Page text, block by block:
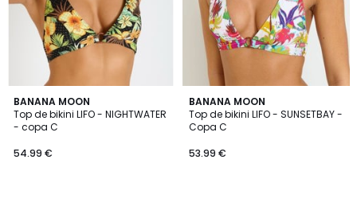
BANANA MOON
Top de bikini LIFO - NIGHTWATER
- copa C
54.99 €
BANANA MOON
Top de bikini LIFO - SUNSETBAY -
Copa C
53.99 €